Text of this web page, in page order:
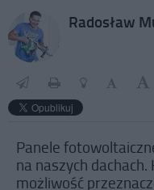
Radosław
Panele
na naszych
możliwość